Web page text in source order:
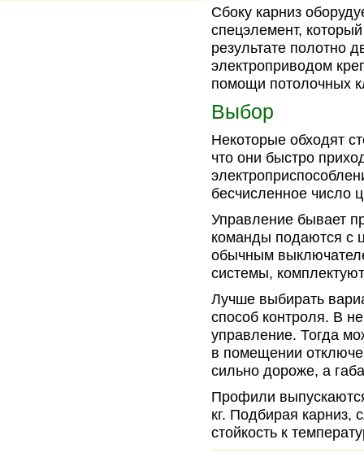
Сбоку карниз
спецэлемент,
результате полотно
электроприводом
помощи потолочных
Выбор
Некоторые обходят
что они быстро
бесчисленное число
Управление бывает
команды подаются с
обычным
системы,
Лучше выбирать
способ контроля. В
управление. Тогда
в помещении
сильно дороже, а
Профили
кг. Подбирая карниз,
стойкость к